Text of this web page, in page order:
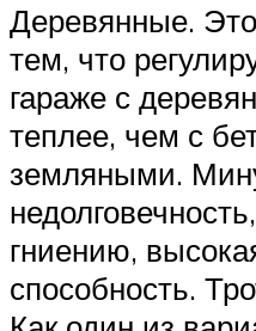
Деревянные.
тем, что
гараже с
теплее, чем с
земляными.
гниению,
способность.